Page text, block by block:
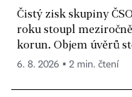
Čistý zisk skupiny
roku stoupl
korun. Objem úvěrů
6. 8. 2026 ▪ 2 min. čtení